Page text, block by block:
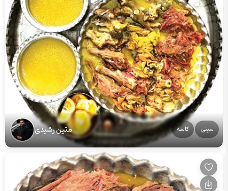
سینی کاسه متین رشیدی